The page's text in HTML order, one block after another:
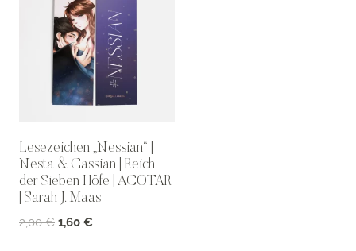
Lesezeichen „Nessian“ |
Nesta & Cassian | Reich
der Sieben Höfe | ACOTAR
| Sarah J. Maas
2,00€ Ursprünglicher
1,60 €